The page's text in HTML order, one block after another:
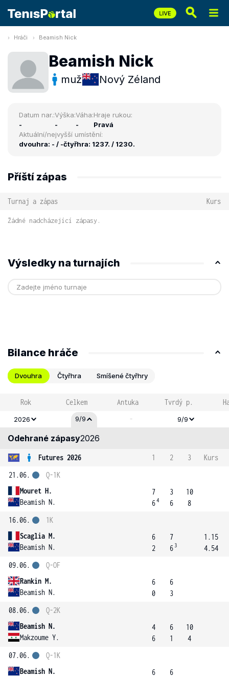
Hráči Beamish Nick
Beamish Nick
muž Nový Zéland
Datum nar.:
-
Výška:
-
Váha:
-
Hraje rukou:
Pravá
Aktuální/nejvyšší umístění:
dvouhra: - / -čtyřhra: 1237. / 1230.
Příští zápas
Turnaj a zápas Kurs
Žádné nadcházející zápasy.
Výsledky na turnajích
Bilance hráče
Dvouhra Čtyřhra Smíšené čtyřhry
Rok Celkem Antuka Tvrdý p.
2026 9/9 - 9/9
Odehrané zápasy2026
Futures 2026 1 2 3
Kurs
21.06.
Mouret H.
Beamish N.
Q-1K
7
64
3
6
10
8
16.06.
Scaglia M.
Beamish N.
1K
6
2
7
6 3
1.15
4.54
09.06.
Rankin M.
Beamish N.
Q-OF
6
0
6
3
08.06.
Beamish N.
Makzoume Y.
Q-2K
4
6
6
1
10
4
07.06.
Beamish N.
Q-1K
6
6